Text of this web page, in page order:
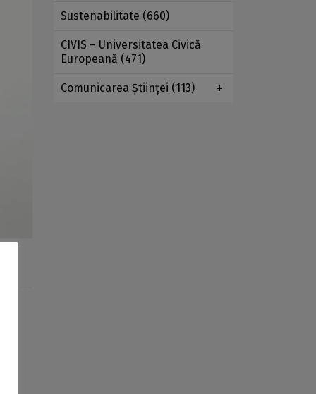
Sustenabilitate (660)
CIVIS – Universitatea Civică
Europeană (471)
Comunicarea Ştiinţei (113)